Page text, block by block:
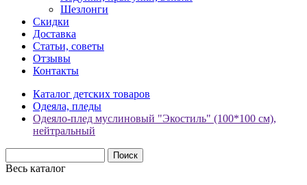
Шезлонги
Скидки
Доставка
Статьи, советы
Отзывы
Контакты
Каталог детских товаров
Одеяла, пледы
Одеяло-плед муслиновый "Экостиль" (100*100 см),
нейтральный
Весь каталог